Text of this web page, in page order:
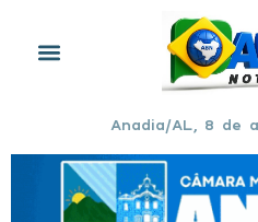
Anadia/AL, 8 de